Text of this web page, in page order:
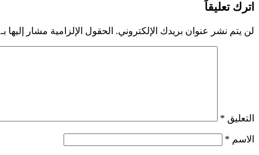
اترك تعليقاً
لن يتم نشر عنوان بريدك الإلكتروني. الحقول الإلزامية مشار إليها بـ
التعليق *
الاسم *